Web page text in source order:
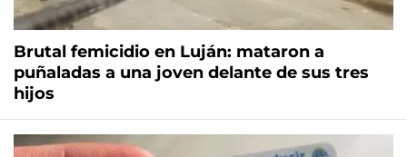
Brutal femicidio en Luján: mataron a
puñaladas a una joven delante de sus tres
hijos